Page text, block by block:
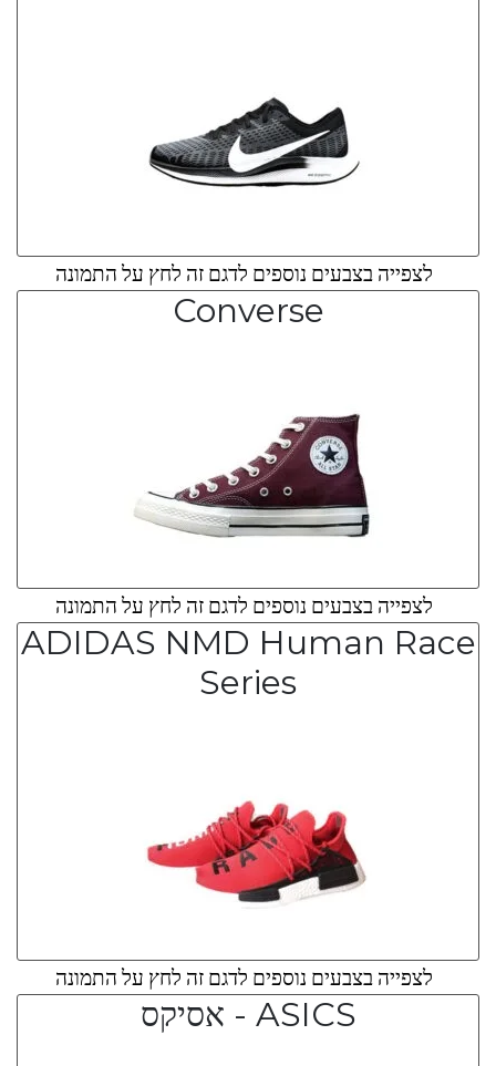
לצפייה בצבעים נוספים לדגם זה לחץ על התמונה
Converse
לצפייה בצבעים נוספים לדגם זה לחץ על התמונה
ADIDAS NMD Human Race
Series
לצפייה בצבעים נוספים לדגם זה לחץ על התמונה
ASICS - אסיקס